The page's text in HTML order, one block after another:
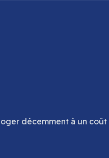
décemment à un coût